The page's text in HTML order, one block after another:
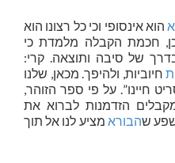
הוא אינסופי וכי כל רצונו הוא
כן, חכמת הקבלה מלמדת כי
של סיבה ותוצאה. קרי:
חיוביות, ולהיפך. מכאן, שלנו
חיינו”. על פי ספר הזוהר,
הזדמנות לברוא את
שהבורא מציע לנו אל תוך